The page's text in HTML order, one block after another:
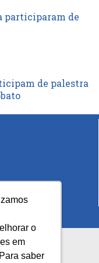
o
em
saber
participaram de
de palestra